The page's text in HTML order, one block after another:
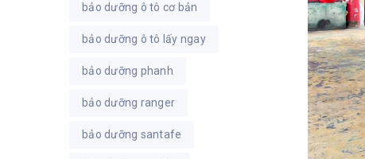
bảo dưỡng ô tô cơ bản
bảo dưỡng ô tô lấy ngay
bảo dưỡng phanh
bảo dưỡng ranger
bảo dưỡng santafe